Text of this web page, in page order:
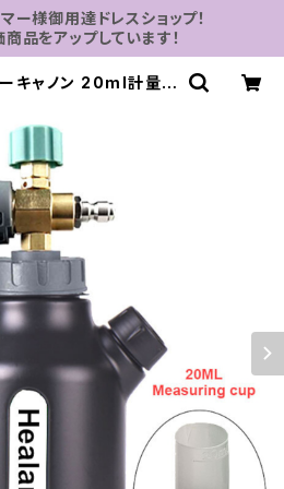
ー様御用達ドレスショップ！
品をアップしています！
キャノン 20ml計量カ
・パーティドレスなら
点～結婚式・卒業式・
のドレスショップ